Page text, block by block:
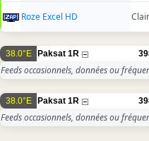
Roze Excel HD Clair
38.0°E Paksat 1R
Feeds occasionnels, données ou
38.0°E Paksat 1R
Feeds occasionnels, données ou